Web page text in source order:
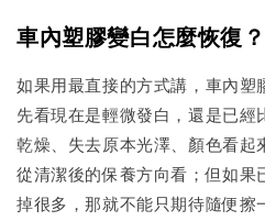
車內塑膠變白怎麼恢復
如果用最直接的方式講，車內塑
先看現在是輕微發白，還是已
乾燥、失去原本光澤、顏色看起
從清潔後的保養方向看；但如果
掉很多，那就不能只期待隨便擦